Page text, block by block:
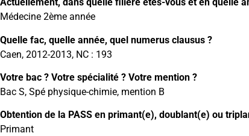
Médecine 2ème année
Quelle fac, quelle année, quel numerus clausus ?
Caen, 2012-2013, NC : 193
Votre bac ? Votre spécialité ? Votre mention ?
Bac S, Spé physique-chimie, mention B
Obtention de la PASS en primant(e), doublant(e) ou
Primant